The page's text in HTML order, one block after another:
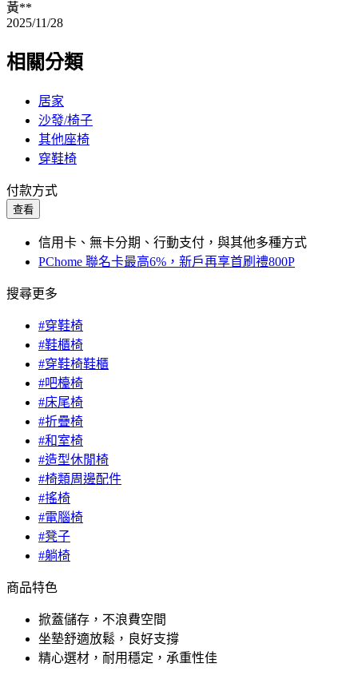
黃**
2025/11/28
相關分類
居家
沙發/椅子
其他座椅
穿鞋椅
付款方式
查看
信用卡、無卡分期、行動支付，與其他多種方式
PChome 聯名卡最高6%，新戶再享首刷禮800P
搜尋更多
#穿鞋椅
#鞋櫃椅
#穿鞋椅鞋櫃
#吧檯椅
#床尾椅
#折疊椅
#和室椅
#造型休閒椅
#椅類周邊配件
#搖椅
#電腦椅
#凳子
#躺椅
商品特色
掀蓋儲存，不浪費空間
坐墊舒適放鬆，良好支撐
精心選材，耐用穩定，承重性佳